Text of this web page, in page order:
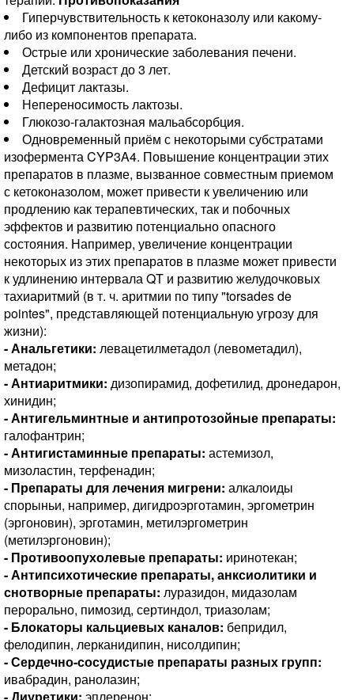
Гиперчувствительность к кетоконазолу или какому-
либо из компонентов препарата.
Острые или хронические заболевания печени.
Детский возраст до 3 лет.
Дефицит лактазы.
Непереносимость лактозы.
Глюкозо-галактозная мальабсорбция.
Одновременный приём с некоторыми субстратами
изофермента CYP3A4. Повышение концентрации этих
препаратов в плазме, вызванное совместным приемом
с кетоконазолом, может привести к увеличению или
продлению как терапевтических, так и побочных
эффектов и развитию потенциально опасного
состояния. Например, увеличение концентрации
некоторых из этих препаратов в плазме может привести
к удлинению интервала QT и развитию желудочковых
тахиаритмий (в т. ч. аритмии по типу "torsades de
pointes", представляющей потенциальную угрозу для
жизни):
- Анальгетики: левацетилметадол (левометадил),
метадон;
- Антиаритмики: дизопирамид, дофетилид, дронедарон,
хинидин;
- Антигельминтные и антипротозойные препараты:
галофантрин;
- Антигистаминные препараты: астемизол,
мизоластин, терфенадин;
- Препараты для лечения мигрени: алкалоиды
спорыньи, например, дигидроэрготамин, эргометрин
(эргоновин), эрготамин, метилэргометрин
(метилэргоновин);
- Противоопухолевые препараты: иринотекан;
- Антипсихотические препараты, анксиолитики и
снотворные препараты: луразидон, мидазолам
перорально, пимозид, сертиндол, триазолам;
- Блокаторы кальциевых каналов: бепридил,
фелодипин, лерканидипин, нисолдипин;
- Сердечно-сосудистые препараты разных групп:
ивабрадин, ранолазин;